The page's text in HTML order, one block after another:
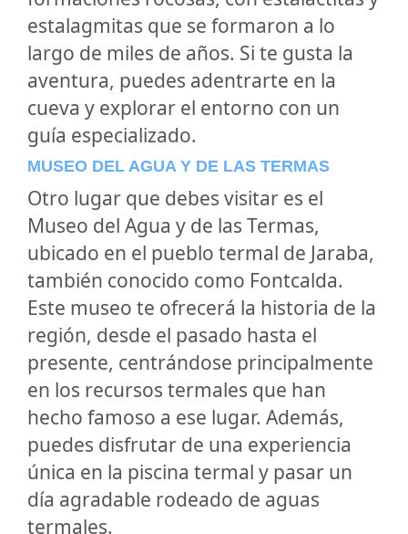
estalagmitas que se formaron a lo
largo de miles de años. Si te gusta la
aventura, puedes adentrarte en la
cueva y explorar el entorno con un
guía especializado.
MUSEO DEL AGUA Y DE LAS TERMAS
Otro lugar que debes visitar es el
Museo del Agua y de las Termas,
ubicado en el pueblo termal de Jaraba,
también conocido como Fontcalda.
Este museo te ofrecerá la historia de la
región, desde el pasado hasta el
presente, centrándose principalmente
en los recursos termales que han
hecho famoso a ese lugar. Además,
puedes disfrutar de una experiencia
única en la piscina termal y pasar un
día agradable rodeado de aguas
termales.